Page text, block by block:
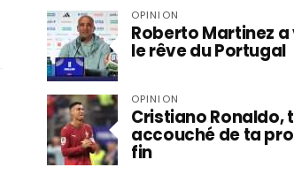
OPINION
Roberto Martinez a
le rêve du Portugal
OPINION
Cristiano Ronaldo,
accouché de ta
fin